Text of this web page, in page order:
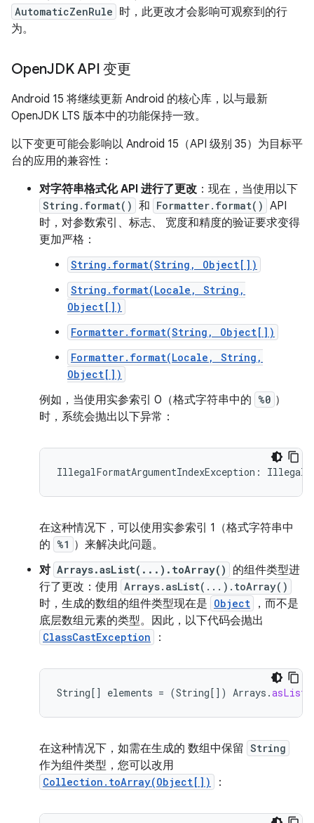
AutomaticZenRule 时，此更改才会影响可观察到的行
为。
OpenJDK API 变更
Android 15 将继续更新 Android 的核心库，以与最新
OpenJDK LTS 版本中的功能保持一致。
以下变更可能会影响以 Android 15（API 级别 35）为目标平
台的应用的兼容性：
对字符串格式化 API 进行了更改 ：现在，当使用以下
String.format() 和 Formatter.format() API
时，对参数索引、标志、 宽度和精度的验证要求变得
更加严格：
String.format(String, Object[])
String.format(Locale, String,
Object[])
Formatter.format(String, Object[])
Formatter.format(Locale, String,
Object[])
例如，当使用实参索引 0（格式字符串中的 %0 ）
时，系统会抛出以下异常：
在这种情况下，可以使用实参索引 1（格式字符串中
的 %1 ）来解决此问题。
对 Arrays.asList(...).toArray()
的组件类型进
行了更改：使用 Arrays.asList(...).toArray()
时，生成的数组的组件类型现在是 Object
，而不是
底层数组元素的类型。因此，以下代码会抛出
ClassCastException ：
String[] elements = (String[] ) Arrays .asList
在这种情况下，如需在生成的 数组中保留 String
作为组件类型，您可以改用
Collection.toArray(Object[]) ：